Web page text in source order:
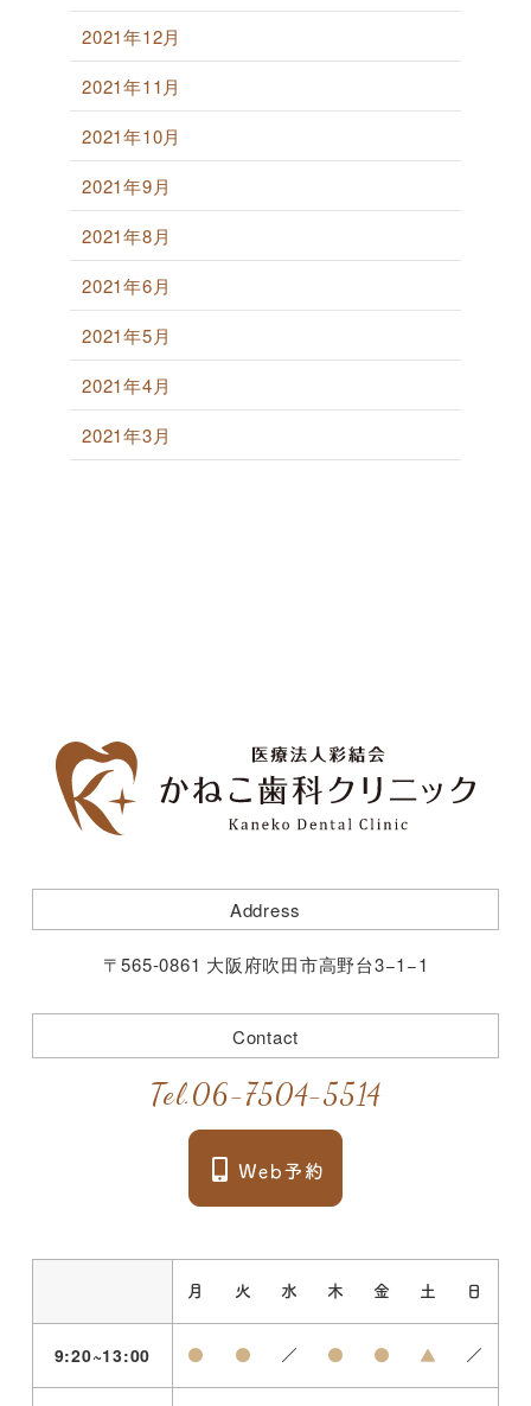
2021年12月
2021年11月
2021年10月
2021年9月
2021年8月
2021年6月
2021年5月
2021年4月
2021年3月
Address
〒565-0861 大阪府吹田市高野台3−1−1
Contact
Tel.06-7504-5514
月 火 水 木 金 土 日
9:20~13:00 ● ● ／ ● ● ▲ ／